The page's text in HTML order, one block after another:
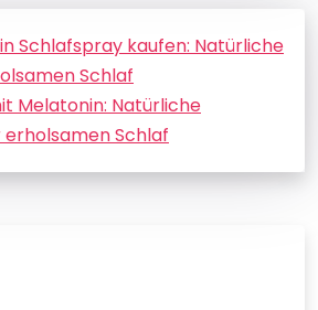
Schlafspray kaufen: Natürliche
Schlaf
Melatonin: Natürliche
Schlaf